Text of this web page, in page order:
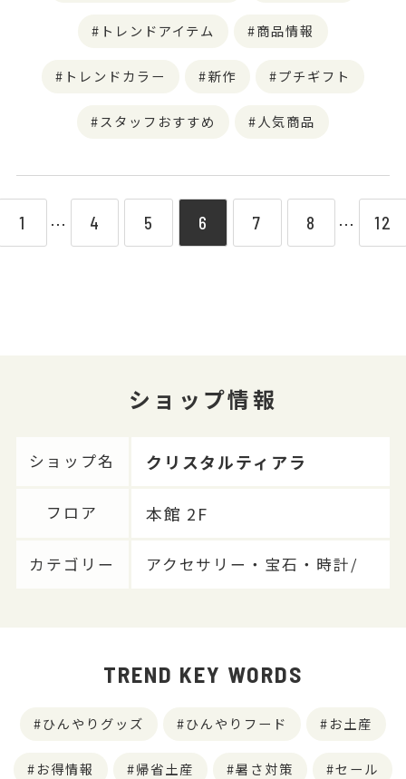
トレンドアイテム 商品情報
トレンドカラー 新作 プチギフト
スタッフおすすめ 人気商品
1 ⋯ 4 5 6 7 8 ⋯ 12
ショップ情報
ショップ名 クリスタルティアラ
フロア 本館 2F
カテゴリー アクセサリー・宝石・時計/
TREND KEY WORDS
ひんやりグッズ ひんやりフード お土産
お得情報 帰省土産 暑さ対策 セール